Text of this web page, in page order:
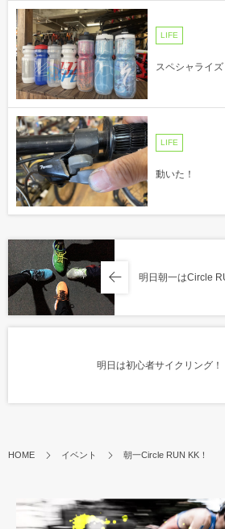
LIFE
スペシャライ
LIFE
動いた！
明日朝一はCircle
明日は初心者サイクリング！
HOME イベント 朝一Circle RUN KK！